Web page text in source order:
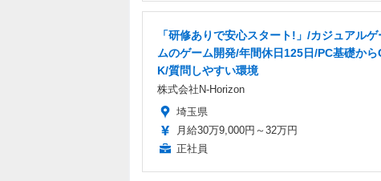
「研修ありで安心スタート!」/カジュアルゲ
ムのゲーム開発/年間休日125日/PC基礎から
K/質問しやすい環境
株式会社N-Horizon
埼玉県
月給30万9,000円～32万円
正社員